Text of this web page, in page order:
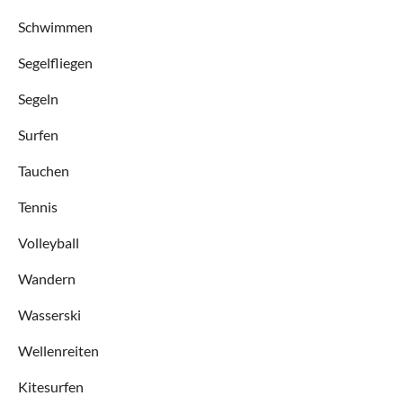
Schwimmen
Segelfliegen
Segeln
Surfen
Tauchen
Tennis
Volleyball
Wandern
Wasserski
Wellenreiten
Kitesurfen